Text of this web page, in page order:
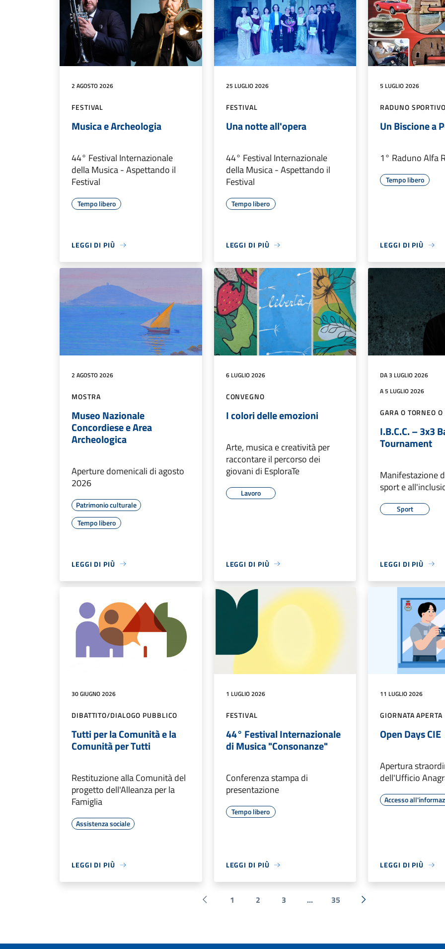
2 AGOSTO 2026
FESTIVAL
Musica e Archeologia
44° Festival Internazionale
della Musica - Aspettando il
Festival
Tempo libero
LEGGI DI PIÙ
25 LUGLIO 2026
FESTIVAL
Una notte all'opera
44° Festival Internazionale
della Musica - Aspettando il
Festival
Tempo libero
LEGGI DI PIÙ
5 LUGLIO 2026
RADUNO
Un Biscione a
1° Raduno Alfa
Tempo libero
LEGGI DI PIÙ
2 AGOSTO 2026
MOSTRA
Museo Nazionale
Concordiese e Area
Archeologica
Aperture domenicali di agosto
2026
Patrimonio culturale
Tempo libero
LEGGI DI PIÙ
6 LUGLIO 2026
CONVEGNO
I colori delle emozioni
Arte, musica e creatività per
raccontare il percorso dei
giovani di EsploraTe
Lavoro
LEGGI DI PIÙ
DA 3 LUGLIO 2026
A 5 LUGLIO 2026
GARA O TORNEO
I.B.C.C. – 3x3
Tournament
Manifestazione
sport e
Sport
LEGGI DI PIÙ
30 GIUGNO 2026
DIBATTITO/DIALOGO PUBBLICO
Tutti per la Comunità e la
Comunità per Tutti
Restituzione alla Comunità del
progetto dell'Alleanza per la
Famiglia
Assistenza sociale
LEGGI DI PIÙ
1 LUGLIO 2026
FESTIVAL
44° Festival Internazionale
di Musica "Consonanze"
Conferenza stampa di
presentazione
Tempo libero
LEGGI DI PIÙ
11 LUGLIO 2026
GIORNATA APERTA
Open Days CIE
Apertura
dell'Ufficio
Accesso
LEGGI DI PIÙ
Pagina precedente
1 2 3 ... 35
Successiva »